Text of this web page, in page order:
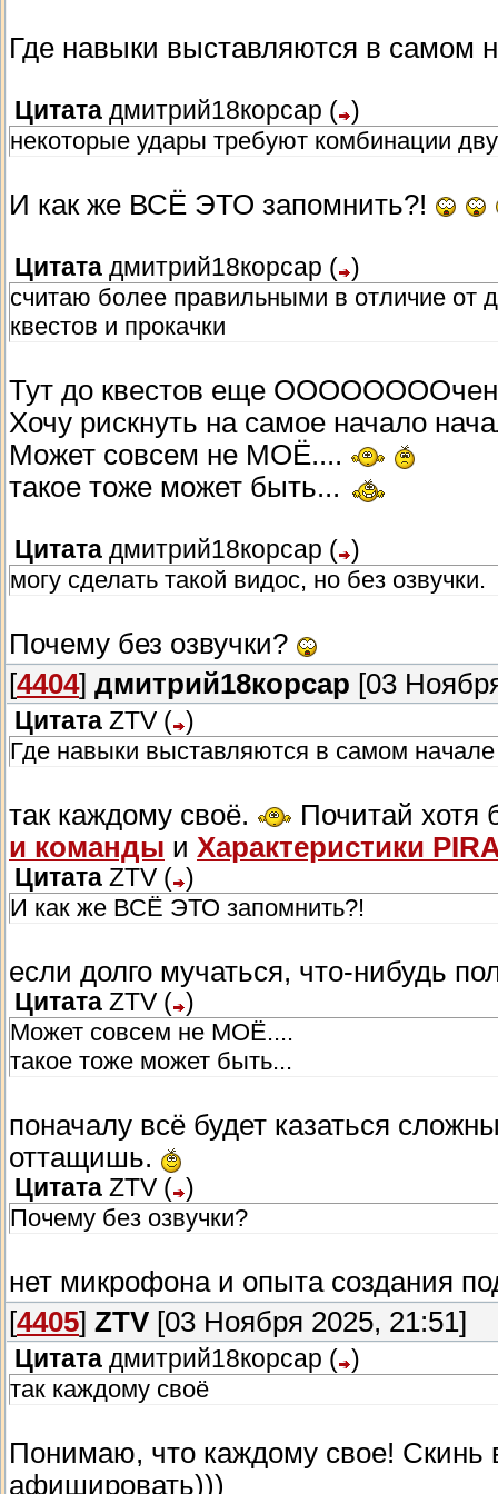
Где навыки выставляются в самом
Цитата дмитрий18корсар ( )
некоторые удары требуют комбинации
И как же ВСЁ ЭТО запомнить?!
Цитата дмитрий18корсар ( )
считаю более правильными в отличие от
квестов и прокачки
Тут до квестов еще
Хочу рискнуть на самое начало
Может совсем не МОЁ....
такое тоже может быть...
Цитата дмитрий18корсар ( )
могу сделать такой видос, но без озвучки.
Почему без озвучки?
[4404] дмитрий18корсар [03
Цитата ZTV ( )
Где навыки выставляются в самом
так каждому своё.
Почитай
и команды и Характеристики
Цитата ZTV ( )
И как же ВСЁ ЭТО запомнить?!
если долго мучаться, что-нибудь
Цитата ZTV ( )
Может совсем не МОЁ....
такое тоже может быть...
поначалу всё будет казаться
оттащишь.
Цитата ZTV ( )
Почему без озвучки?
нет микрофона и опыта создания
[4405] ZTV [03 Ноября 2025, 21:51]
Цитата дмитрий18корсар ( )
так каждому своё
Понимаю, что каждому свое! Скинь
афишировать)))